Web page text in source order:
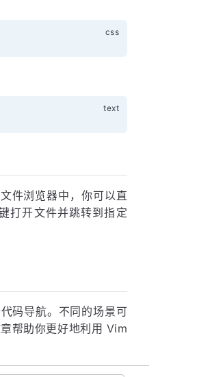
件浏览器中，你可以直
打开文件并跳转到指定
码导航。不同的场景可
帮助你更好地利用 Vim